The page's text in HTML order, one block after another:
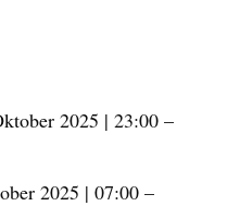
2025 | 23:00 –
2025 | 07:00 –